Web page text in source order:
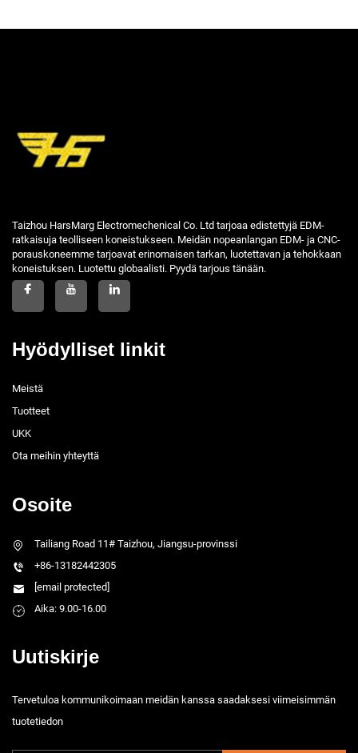
Taizhou HarsMarg Electromechenical Co. Ltd tarjoaa edistettyjä EDM-
ratkaisuja teolliseen koneistukseen. Meidän nopeanlangan EDM- ja CNC-
porauskoneemme tarjoavat erinomaisen tarkan, luotettavan ja tehokkaan
koneistuksen. Luotettu globaalisti. Pyydä tarjous tänään.
Hyödylliset linkit
Meistä
Tuotteet
UKK
Ota meihin yhteyttä
Osoite
Tailiang Road 11# Taizhou, Jiangsu-provinssi
+86-13182442305
[email protected]
Aika: 9.00-16.00
Uutiskirje
Tervetuloa kommunikoimaan meidän kanssa saadaksesi viimeisimmän
tuotetiedon